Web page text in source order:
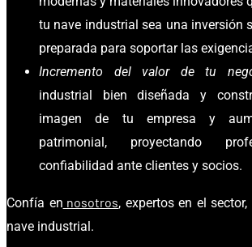
tu nave industrial sea una inversión
preparada para soportar las
Incremento del valor de tu
industrial bien diseñada y
imagen de tu empresa y
patrimonial, proyectando
confiabilidad ante clientes y socios.
Confía en nosotros, expertos en el
nave industrial.